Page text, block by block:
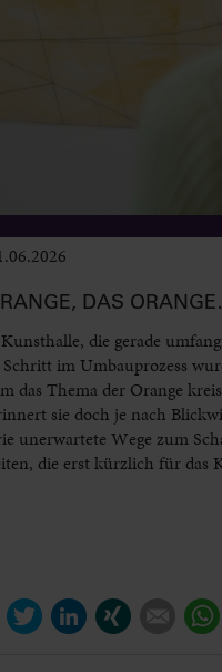
DAS
die gerade
im Umbauprozess
das Thema der Orange
sie doch je nach
unerwartete Wege zum
die erst kürzlich für das
FacebookTwitterLinkedIn E-mail